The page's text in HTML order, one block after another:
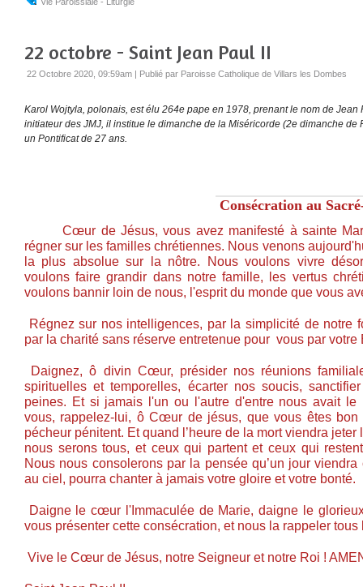
22 octobre - Saint Jean Paul II
22 Octobre 2020, 09:59am | Publié par Paroisse Catholique de Villars les Dombes
Karol Wojtyla, polonais, est élu 264e pape en 1978, prenant le nom de Jean
initiateur des JMJ, il institue le dimanche de la Miséricorde (2e dimanche de
un Pontificat de 27 ans.
Consécration au
Cœur de Jésus, vous avez manifesté à sainte
régner sur les familles chrétiennes. Nous venons
la plus absolue sur la nôtre. Nous voulons vivre
voulons faire grandir dans notre famille, les vertus
voulons bannir loin de nous, l'esprit du monde que vous
Régnez sur nos intelligences, par la simplicité de notre
par la charité sans réserve entretenue pour vous par votre
Daignez, ô divin Cœur, présider nos réunions
spirituelles et temporelles, écarter nos soucis,
peines. Et si jamais l'un ou l'autre d'entre nous avait le
vous, rappelez-lui, ô Cœur de jésus, que vous êtes bon
pécheur pénitent. Et quand l’heure de la mort viendra
nous serons tous, et ceux qui partent et ceux qui
Nous nous consolerons par la pensée qu’un jour
au ciel, pourra chanter à jamais votre gloire et votre bonté.
Daigne le cœur l'Immaculée de Marie, daigne le
vous présenter cette consécration, et nous la rappeler
Vive le Cœur de Jésus, notre Seigneur et notre Roi !